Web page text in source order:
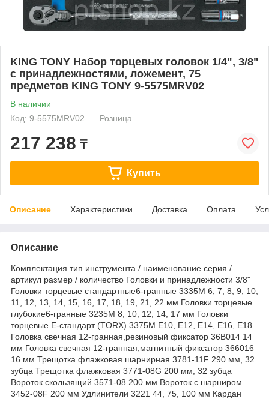
KING TONY Набор торцевых головок 1/4", 3/8"
с принадлежностями, ложемент, 75
предметов KING TONY 9-5575MRV02
В наличии
Код: 9-5575MRV02
Розница
217 238 ₸
Купить
Описание Характеристики Доставка Оплата
Описание
Комплектация тип инструмента / наименование серия /
артикул размер / количество Головки и принадлежности 3/8"
Головки торцевые стандартные6-гранные 3335M 6, 7, 8, 9, 10,
11, 12, 13, 14, 15, 16, 17, 18, 19, 21, 22 мм Головки торцевые
глубокие6-гранные 3235M 8, 10, 12, 14, 17 мм Головки
торцевые Е-стандарт (TORX) 3375M E10, E12, E14, E16, E18
Головка свечная 12-гранная,резиновый фиксатор 36B014 14
мм Головка свечная 12-гранная,магнитный фиксатор 366016
16 мм Трещотка флажковая шарнирная 3781-11F 290 мм, 32
зубца Трещотка флажковая 3771-08G 200 мм, 32 зубца
Вороток скользящий 3571-08 200 мм Вороток с шарниром
3452-08F 200 мм Удлинители 3221 44, 75, 100 мм Кардан